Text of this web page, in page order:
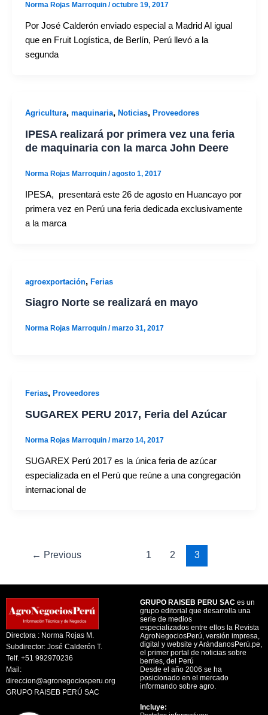
Norma Rojas Marroquin /octubre 19, 2017
Por José Calderón enviado especial a Madrid Al igual
que en Fruit Logística, de Berlín, Perú llevó a la
segunda
Agricultura, maquinaria, Noticias, Proveedores
IPESA realizará por primera vez una feria
de maquinaria con la marca John Deere
Norma Rojas Marroquin /agosto 1, 2017
IPESA, presentará este 26 de agosto en Huancayo por
primera vez en Perú una feria dedicada exclusivamente
a la marca
agroexportación, Ferias
Siagro Norte se realizará en mayo
Norma Rojas Marroquin /marzo 31, 2017
Ferias, Proveedores
SUGAREX PERU 2017, Feria del Azúcar
Norma Rojas Marroquin /marzo 14, 2017
SUGAREX Perú 2017 es la única feria de azúcar
especializada en el Perú que reúne a una congregación
internacional de
← Previous 1 2 3
Directora : Norma Rojas M.
Subdirector: José Calderón T.
Telf. +51 992970236
Mail:
direccion@agronegociosperu.org
GRUPO RAISEB PERÚ SAC
GRUPO RAISEB PERU SAC es un
grupo editorial que desarrolla una
serie de medios
especializados entre ellos la Revista
AgroNegociosPerú, versión impresa,
digital y website y ArándanosPerú.pe,
el primer portal de noticias sobre
berries, del Perú
Desde el año 2006 se ha
posicionado en el mercado
informando sobre agro.
Incluye: